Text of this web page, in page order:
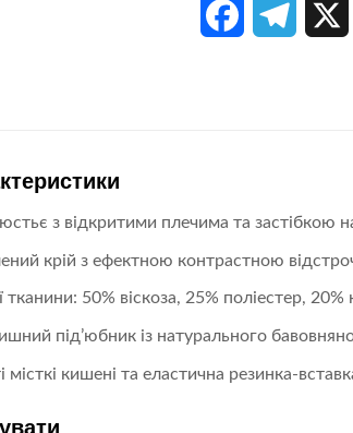
Facebook
з відкритими плечима та застібкою
крій з ефектною контрастною
50% віскоза, 25% поліестер, 20%
під’юбник із натурального
кишені та еластична резинка-